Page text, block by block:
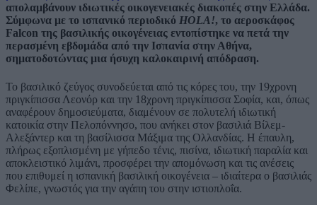
απολαμβάνουν ιδιωτικές οικογενειακές διακοπές στην Ελλάδα.
Σύμφωνα με το ισπανικό περιοδικό HOLA!, το αεροσκάφος
Falcon της βασιλικής οικογένειας εντοπίστηκε να πετά την
περασμένη εβδομάδα από την Ισπανία στην Αθήνα,
σηματοδοτώντας μια ήσυχη καλοκαιρινή απόδραση.
Το βασιλικό ζεύγος συνοδεύεται από τις κόρες του, την 19χρονη
πριγκίπισσα Λεονόρ και την 18χρονη πριγκίπισσα Σοφία, και, όπως
αναφέρουν δημοσιεύματα, διαμένουν σε πολυτελή ιδιωτική
κατοικία στην Πελοπόννησο, που ανήκει στον βασιλιά Βίλεμ-
Αλεξάντερ και τη βασίλισσα Μάξιμα της Ολλανδίας. Η έπαυλη,
πλήρως εξοπλισμένη με γήπεδο τένις, πισίνα, ιδιωτική παραλία και
αποκλειστικό λιμάνι, προσφέρει την απομόνωση και τις ανέσεις
που επιθυμεί η ισπανική βασιλική οικογένεια – ιδιαίτερα ο βασιλιάς
Φελίπε, γνωστός για την αγάπη του στην ιστιοπλοΐα.